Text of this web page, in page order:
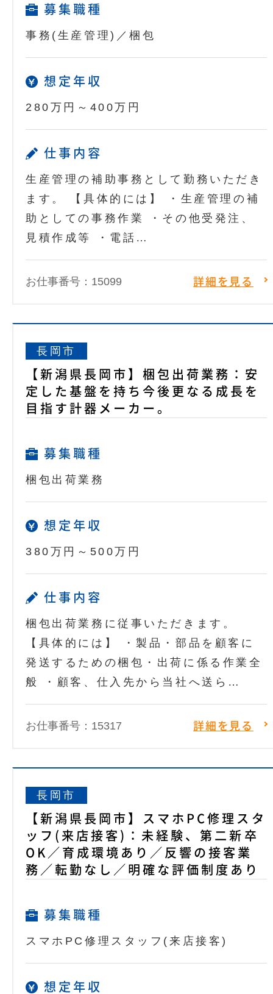
募集職種
事務(生産管理)／梱包
想定年収
280万円～400万円
仕事内容
生産管理の補助事務として勤務いただき
ます。 【具体的には】 ・生産管理の補
助としての事務作業 ・その他受発注、
見積作成等 ・電話…
お仕事番号：15099 詳細を見る
長岡市
【新潟県長岡市】梱包出荷業務：安
定した基盤を持ち今後更なる成長を
目指す計器メーカー。
募集職種
梱包出荷業務
想定年収
380万円～500万円
仕事内容
梱包出荷業務に従事いただきます。
【具体的には】 ・製品・部品を顧客に
発送するための梱包・出荷に係る作業全
般 ・顧客、仕入先から当社へ送ら…
お仕事番号：15317 詳細を見る
長岡市
【新潟県長岡市】スマホPC修理スタ
ッフ(来店接客)：未経験、第二新卒
OK／育成環境あり／反響の接客業
務／転勤なし／明確な評価制度あり
募集職種
スマホPC修理スタッフ(来店接客)
想定年収